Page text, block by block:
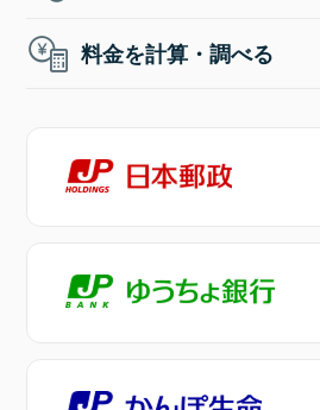
料金を計算・調べる